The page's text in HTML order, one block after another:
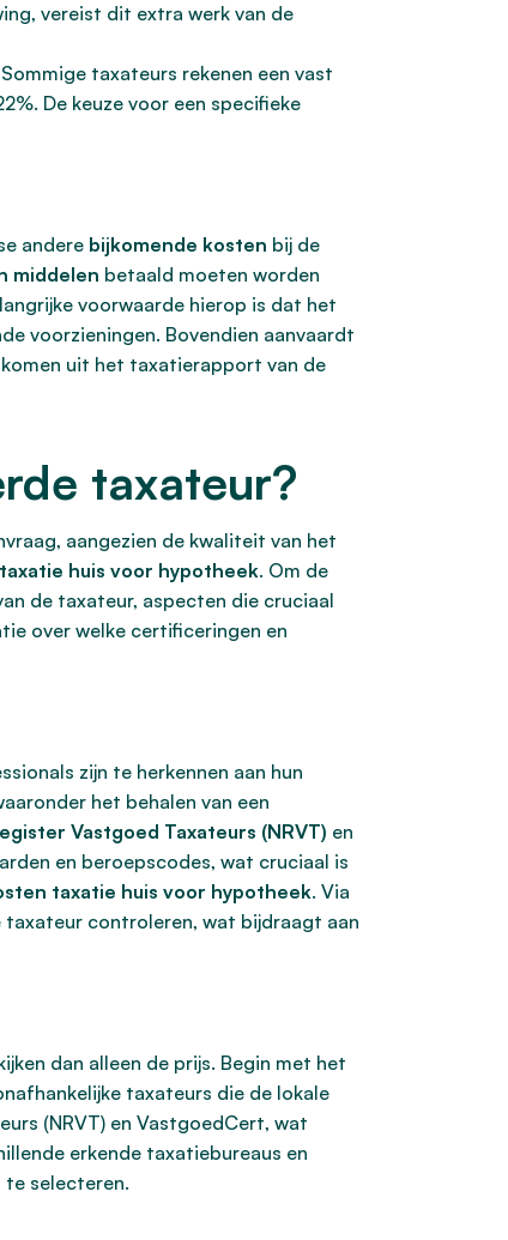
vereist dit extra werk van de
taxateurs rekenen een vast
De keuze voor een specifieke
andere bijkomende kosten bij de
middelen betaald moeten worden
voorwaarde hierop is dat het
voorzieningen. Bovendien aanvaardt
uit het taxatierapport van de
taxateur?
aangezien de kwaliteit van het
huis voor hypotheek. Om de
de taxateur, aspecten die cruciaal
over welke certificeringen en
zijn te herkennen aan hun
het behalen van een
Vastgoed Taxateurs (NRVT) en
en beroepscodes, wat cruciaal is
taxatie huis voor hypotheek. Via
taxateur controleren, wat bijdraagt aan
dan alleen de prijs. Begin met het
taxateurs die de lokale
(NRVT) en VastgoedCert, wat
erkende taxatiebureaus en
te selecteren.